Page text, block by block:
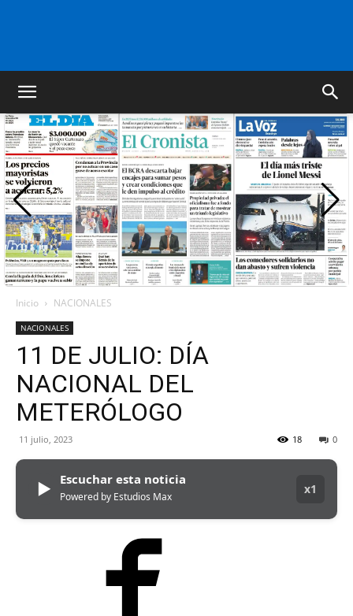
FM
GOLD
ORAN
107.1
MHZ
Inicio NACIONALES
NACIONALES
11 DE JULIO: DÍA
NACIONAL DEL
METERÓLOGO
11 julio, 2023 0
18
▶ Escuchar esta noticia
Powered by Estudios Max
x1